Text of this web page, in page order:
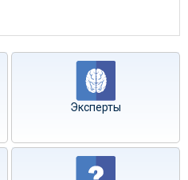
Эксперты